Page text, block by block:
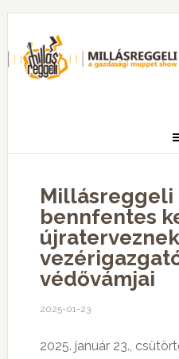
Millásreggeli
bennfentes
védővámjai
2025-01-23
2025. január 23.,